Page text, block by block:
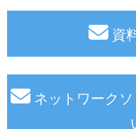
資
ネットワーク